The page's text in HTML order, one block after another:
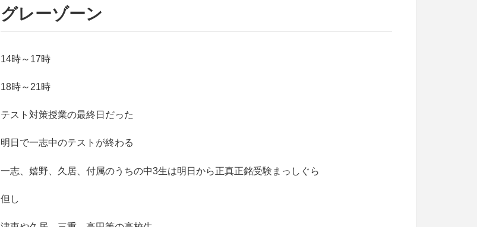
グレーゾーン
14時～17時
18時～21時
テスト対策授業の最終日だった
明日で一志中のテストが終わる
一志、嬉野、久居、付属のうちの中3生は明日から正真正銘受験まっしぐら
但し